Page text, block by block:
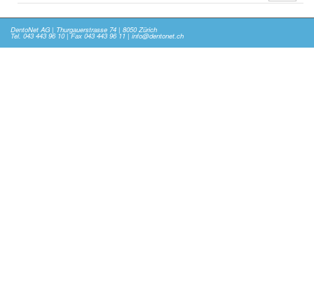
DentoNet AG | Thurgauerstrasse 74 | 8050 Zürich
Tel. 043 443 96 10 | Fax 043 443 96 11 | info@dentonet.ch